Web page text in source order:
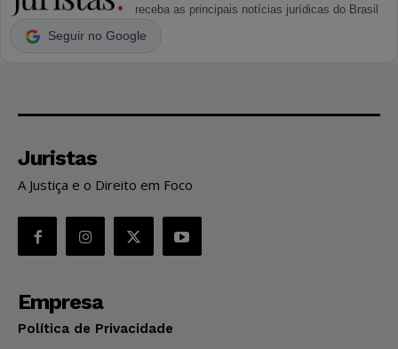
receba as principais notícias jurídicas do Brasil
Seguir no Google
Juristas
A Justiça e o Direito em Foco
Empresa
Política de Privacidade